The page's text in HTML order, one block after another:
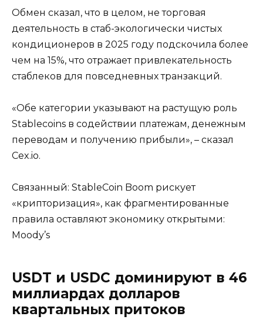
Обмен сказал, что в целом, не торговая
деятельность в стаб-экологически чистых
кондиционеров в 2025 году подскочила более
чем на 15%, что отражает привлекательность
стаблеков для повседневных транзакций.
«Обе категории указывают на растущую роль
Stablecoins в содействии платежам, денежным
переводам и получению прибыли», – сказал
Cex.io.
Связанный: StableCoin Boom рискует
«крипторизация», как фрагментированные
правила оставляют экономику открытыми:
Moody’s
USDT и USDC доминируют в 46
миллиардах долларов
квартальных притоков